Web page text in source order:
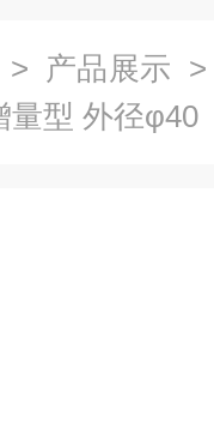
> 产品展示
型 外径φ40